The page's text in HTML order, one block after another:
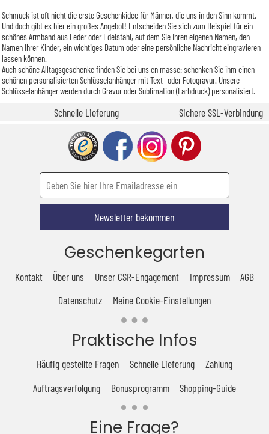
Schmuck ist oft nicht die erste Geschenkidee für Männer, die uns in den Sinn kommt.
Und doch gibt es hier ein großes Angebot! Entscheiden Sie sich zum Beispiel für ein
schönes Armband aus Leder oder Edelstahl, auf dem Sie Ihren eigenen Namen, den
Namen Ihrer Kinder, ein wichtiges Datum oder eine persönliche Nachricht eingravieren
lassen können.
Auch schöne Alltagsgeschenke finden Sie bei uns en masse: schenken Sie ihm einen
schönen personalisierten Schlüsselanhänger mit Text- oder Fotogravur. Unsere
Schlüsselanhänger werden durch Gravur oder Sublimation (Farbdruck) personalisiert.
Schnelle Lieferung Sichere SSL-Verbindung
Newsletter bekommen
Geschenkegarten
Kontakt Über uns Unser CSR-Engagement Impressum
AGB
Datenschutz
Meine Cookie-Einstellungen
Praktische Infos
Häufig gestellte Fragen Schnelle Lieferung
Zahlung
Auftragsverfolgung
Bonusprogramm Shopping-Guide
Eine Frage?